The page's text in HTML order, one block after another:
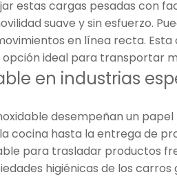
estas cargas pesadas con
suave y sin esfuerzo.
en línea recta.
ideal para transportar
en industrias
desempeñan un
cocina hasta la entrega de
para trasladar productos
higiénicas de los